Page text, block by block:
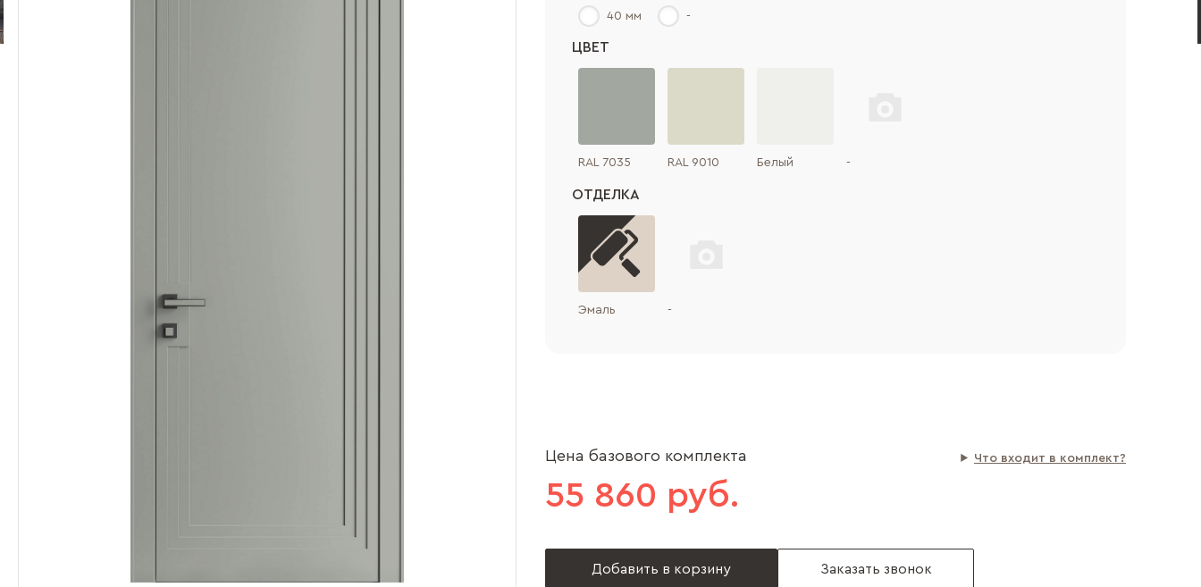
40 мм -
ЦВЕТ
RAL 7035 RAL 9010 Белый -
ОТДЕЛКА
Эмаль -
Цена базового комплекта Что входит в комплект?
55 860 руб.
Добавить в корзину Заказать звонок